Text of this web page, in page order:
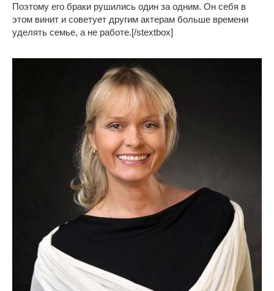
Поэтому его браки рушились один за одним. Он себя в
этом винит и советует другим актерам больше времени
уделять семье, а не работе.[/stextbox]